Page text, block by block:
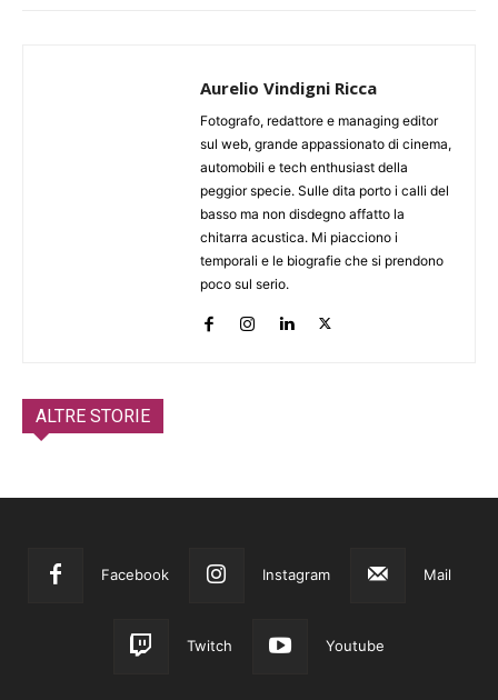
Aurelio Vindigni Ricca
Fotografo, redattore e managing editor
sul web, grande appassionato di cinema,
automobili e tech enthusiast della
peggior specie. Sulle dita porto i calli del
basso ma non disdegno affatto la
chitarra acustica. Mi piacciono i
temporali e le biografie che si prendono
poco sul serio.
ALTRE STORIE
Facebook Instagram Mail
Twitch Youtube